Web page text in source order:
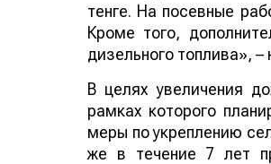
тенге. На посевные
Кроме того,
дизельного топлива»,
В целях увеличения
рамках которого
меры по укреплению
же в течение 7 лет